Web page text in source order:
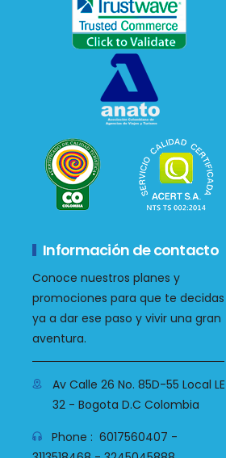
Información de contacto
Conoce nuestros planes y
promociones para que te decidas
ya a dar ese paso y vivir una gran
aventura.
Av Calle 26 No. 85D-55 Local LE
32 - Bogota D.C Colombia
Phone : 6017560407 -